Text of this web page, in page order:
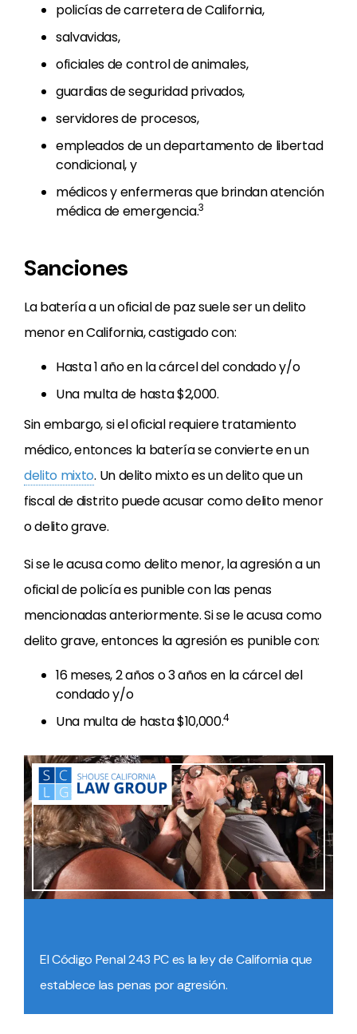
policías de carretera de California,
salvavidas,
oficiales de control de animales,
guardias de seguridad privados,
servidores de procesos,
empleados de un departamento de libertad
condicional, y
médicos y enfermeras que brindan atención
médica de emergencia.3
Sanciones
La batería a un oficial de paz suele ser un delito
menor en California, castigado con:
Hasta 1 año en la cárcel del condado y/o
Una multa de hasta $2,000.
Sin embargo, si el oficial requiere tratamiento
médico, entonces la batería se convierte en un
delito mixto. Un delito mixto es un delito que un
fiscal de distrito puede acusar como delito menor
o delito grave.
Si se le acusa como delito menor, la agresión a un
oficial de policía es punible con las penas
mencionadas anteriormente. Si se le acusa como
delito grave, entonces la agresión es punible con:
16 meses, 2 años o 3 años en la cárcel del
condado y/o
Una multa de hasta $10,000.4
El Código Penal 243 PC es la ley de California que
establece las penas por agresión.